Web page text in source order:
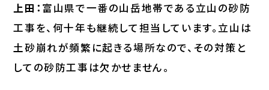
上田： 富山県で一番の山岳地帯である立山の砂防
工事を、何十年も継続して担当しています。立山は
土砂崩れが頻繁に起きる場所なので、その対策と
しての砂防工事は欠かせません。